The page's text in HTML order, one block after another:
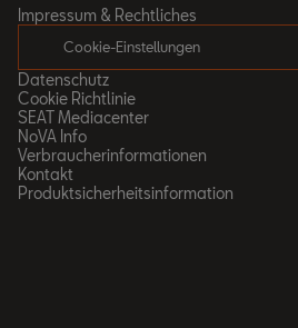
Impressum & Rechtliches
Cookie-Einstellungen
Datenschutz
Cookie Richtlinie
SEAT Mediacenter
NoVA Info
Verbraucherinformationen
Kontakt
Produktsicherheitsinformation